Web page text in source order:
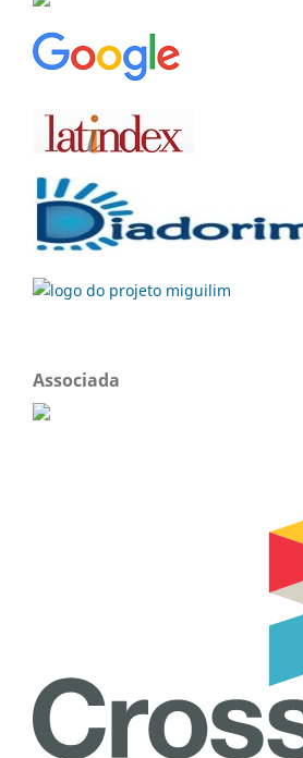
Associada